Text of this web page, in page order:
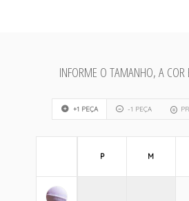
INFORME O TAMANHO, A COR
+1 PEÇA -1 PEÇA
P M